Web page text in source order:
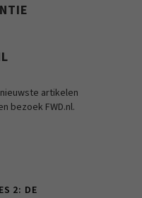
artikelen
bezoek FWD.nl.
2: DE